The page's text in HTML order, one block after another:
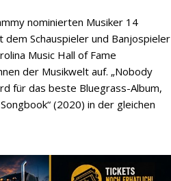
nominierten Musiker 14
Schauspieler und Banjospieler
Music Hall of Fame
der Musikwelt auf. „Nobody
für das beste Bluegrass-Album,
(2020) in der gleichen